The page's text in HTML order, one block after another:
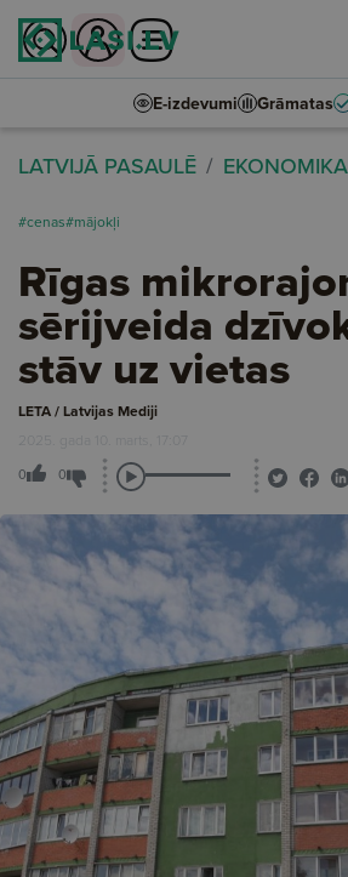
E-izdevumi Grāmatas
LATVIJĀ PASAULĒ EKONOMIKA
#cenas#mājokļi
Rīgas
sērijveida
stāv uz vietas
LETA / Latvijas Mediji
2025. gada 10. marts, 17:07
0 0